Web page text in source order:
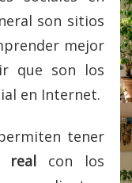
son sitios
mejor
que son los
en Internet.
tener
real con los